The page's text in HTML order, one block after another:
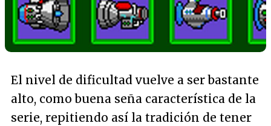
El nivel de dificultad vuelve a ser bastante
alto, como buena seña característica de la
serie, repitiendo así la tradición de tener